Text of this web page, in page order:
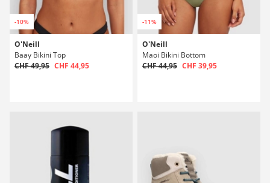
-10%
O'Neill
Baay Bikini Top
CHF 49,95 CHF 44,95
-11%
O'Neill
Maoi Bikini Bottom
CHF 44,95 CHF 39,95